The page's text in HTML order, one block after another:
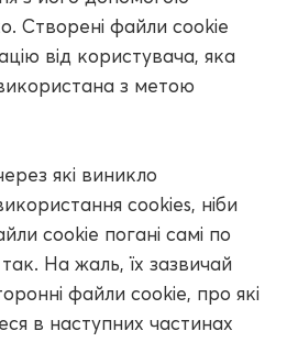
Створені файли cookie
від користувача, яка
з метою
які виникло
cookies, ніби
cookie погані самі по
На жаль, їх зазвичай
файли cookie, про які
в наступних частинах